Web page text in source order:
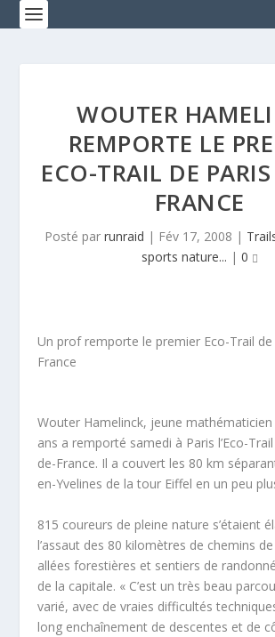
WOUTER
REMPORTE LE
ECO-TRAIL DE
FRANCE
Posté par runraid | Fév 17, 2008 |
sports nature... | 0
Un prof remporte le premier Eco-Trail de
France
Wouter Hamelinck, jeune mathématicien
ans a remporté samedi à Paris l’Eco-
de-France. Il a couvert les 80 km
en-Yvelines de la tour Eiffel en un peu
815 coureurs de pleine nature s’étaient
l’assaut des 80 kilomètres de chemins
allées forestières et sentiers de
de la capitale. « C’est un très beau
varié, avec de vraies difficultés
long enchaînement de descentes et de